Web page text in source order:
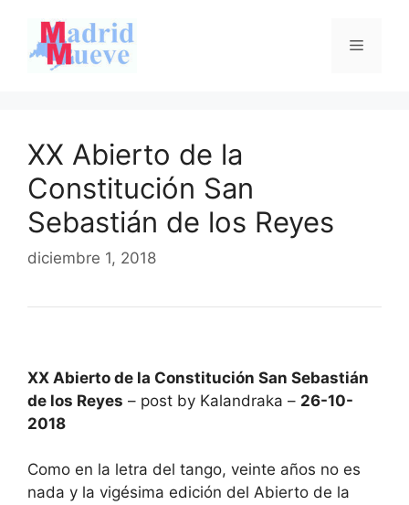
contenido
Menú
XX Abierto de la
Constitución San
Sebastián de los Reyes
diciembre 1, 2018
XX Abierto de la Constitución San Sebastián
de los Reyes – post by Kalandraka – 26-10-
2018
Como en la letra del tango, veinte años no es
nada y la vigésima edición del Abierto de la